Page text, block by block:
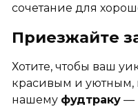
сочетание для
Приезжайте
Хотите, чтобы ваш
красивым и уютным,
нашему фудтраку—